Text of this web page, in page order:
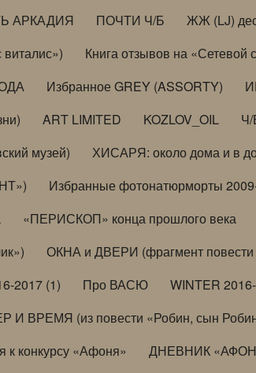
АРКАДИЯ ПОЧТИ Ч/Б ЖЖ (LJ)
Книга отзывов на «Сетевой
Избранное GREY (ASSORTY)
ART LIMITED KOZLOV_OIL Ч/
музей)
ХИСАРЯ: около дома и в
Избранные фотонатюрморты
«ПЕРИСКОП» конца прошлого века
ОКНА и ДВЕРИ (фрагмент повести
2017 (1) Про ВАСЮ WINTER
И ВРЕМЯ (из повести «Робин, сын
к конкурсу «Афоня» ДНЕВНИК